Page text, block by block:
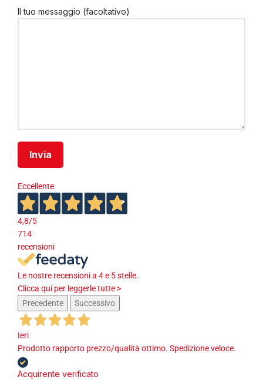
Il tuo messaggio (facoltativo)
Eccellente
4,8/5
714
recensioni
Le nostre recensioni a 4 e 5 stelle.
Clicca qui per leggerle tutte >
Precedente
Successivo
Ieri
Prodotto rapporto prezzo/qualità ottimo. Spedizione veloce.
Acquirente verificato